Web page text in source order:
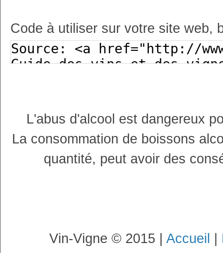
Code à utiliser sur votre site web,
L'abus d'alcool est dangereux
La consommation de boissons
quantité, peut avoir des
Vin-Vigne © 2015 | Accueil